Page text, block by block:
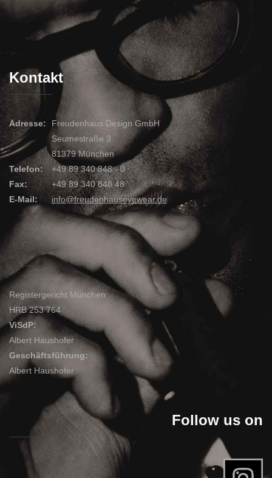
Kontakt
Adresse:
Telefon:
Fax:
E-Mail:
Freudenhaus Design GmbH
Seumestraße 3
81379 München
+49 89 340 848 - 0
+49 89 340 848 48
info@freudenhauseyewear.de
Registergericht München
HRB 253 764
ViSdP:
Albert Haushofer
Geschäftsführung:
Albert Haushofer
Follow us on